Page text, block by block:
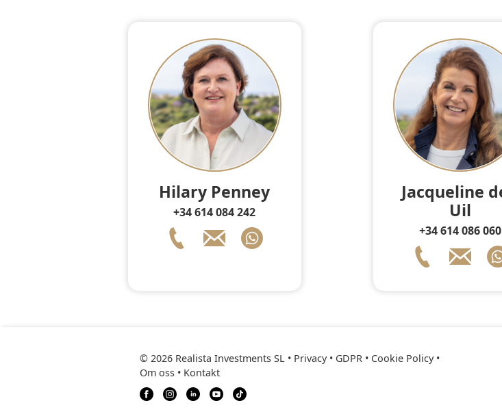
Hilary Penney
+34 614 084 242
Jacqueline den
Uil
+34 614 086 060
© 2026 Realista Investments SL • Privacy • GDPR • Cookie Policy•
Om oss • Kontakt